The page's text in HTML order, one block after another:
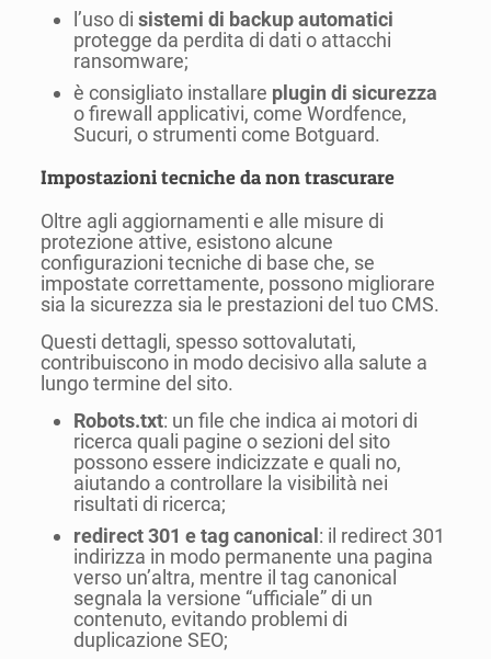
l’uso di sistemi di backup automatici
protegge da perdita di dati o attacchi
ransomware;
è consigliato installare plugin di sicurezza
o firewall applicativi, come Wordfence,
Sucuri, o strumenti come Botguard.
Impostazioni tecniche da non trascurare
Oltre agli aggiornamenti e alle misure di
protezione attive, esistono alcune
configurazioni tecniche di base che, se
impostate correttamente, possono migliorare
sia la sicurezza sia le prestazioni del tuo CMS.
Questi dettagli, spesso sottovalutati,
contribuiscono in modo decisivo alla salute a
lungo termine del sito.
Robots.txt: un file che indica ai motori di
ricerca quali pagine o sezioni del sito
possono essere indicizzate e quali no,
aiutando a controllare la visibilità nei
risultati di ricerca;
redirect 301 e tag canonical : il redirect 301
indirizza in modo permanente una pagina
verso un’altra, mentre il tag canonical
segnala la versione “ufficiale” di un
contenuto, evitando problemi di
duplicazione SEO;